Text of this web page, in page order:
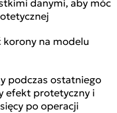
danymi, aby móc
korony na modelu
podczas ostatniego
efekt protetyczny i
po operacji